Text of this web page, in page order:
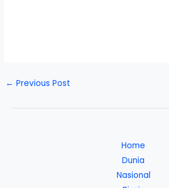
← Previous Post
Home
Dunia
Nasional